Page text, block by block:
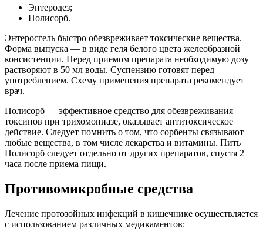
Энтеродез;
Полисорб.
Энтеросгель быстро обезвреживает токсические вещества.
Форма выпуска — в виде геля белого цвета желеобразной
консистенции. Перед приемом препарата необходимую дозу
растворяют в 50 мл воды. Суспензию готовят перед
употреблением. Схему применения препарата рекомендует
врач.
Полисорб — эффективное средство для обезвреживания
токсинов при трихомониазе, оказывает антитоксическое
действие. Следует помнить о том, что сорбенты связывают
любые вещества, в том числе лекарства и витамины. Пить
Полисорб следует отдельно от других препаратов, спустя 2
часа после приема пищи.
Противомикробные средства
Лечение протозойных инфекций в кишечнике осуществляется
с использованием различных медикаментов: